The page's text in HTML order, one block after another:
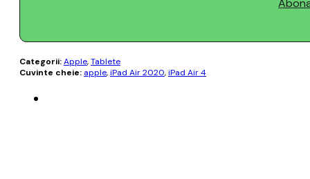
Categorii:Apple,Tablete
Cuvinte cheie: apple,iPad Air 2020,iPad Air 4